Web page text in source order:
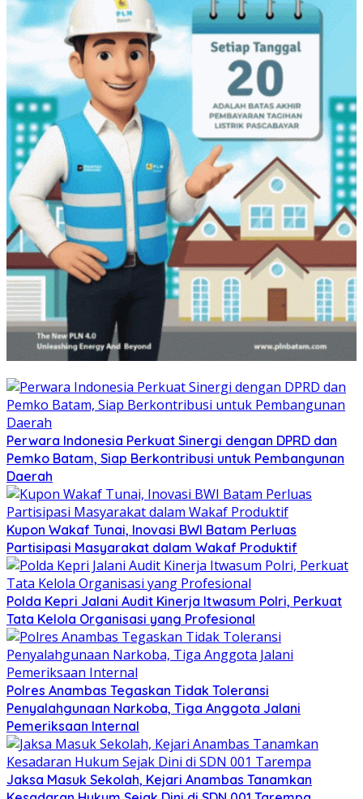
Perwara Indonesia Perkuat Sinergi dengan DPRD dan
Pemko Batam, Siap Berkontribusi untuk Pembangunan
Daerah
Kupon Wakaf Tunai, Inovasi BWI Batam Perluas
Partisipasi Masyarakat dalam Wakaf Produktif
Polda Kepri Jalani Audit Kinerja Itwasum Polri, Perkuat
Tata Kelola Organisasi yang Profesional
Polres Anambas Tegaskan Tidak Toleransi
Penyalahgunaan Narkoba, Tiga Anggota Jalani
Pemeriksaan Internal
Jaksa Masuk Sekolah, Kejari Anambas Tanamkan